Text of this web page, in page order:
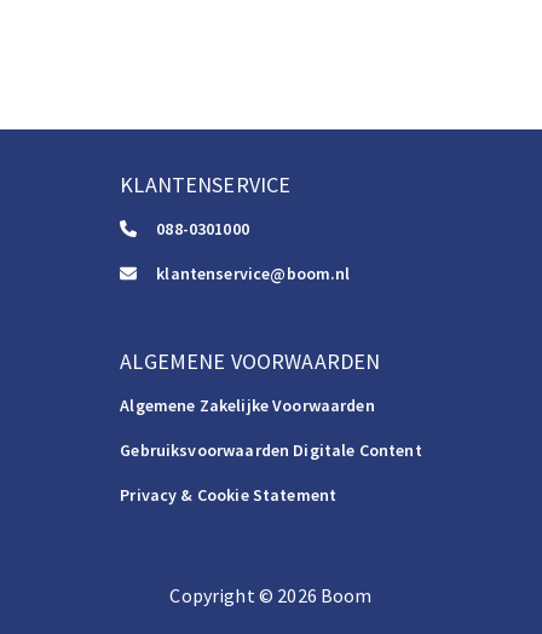
KLANTENSERVICE
088-0301000
klantenservice@boom.nl
ALGEMENE VOORWAARDEN
Algemene Zakelijke Voorwaarden
Gebruiksvoorwaarden Digitale Content
Privacy & Cookie Statement
Copyright©️ 2026 Boom